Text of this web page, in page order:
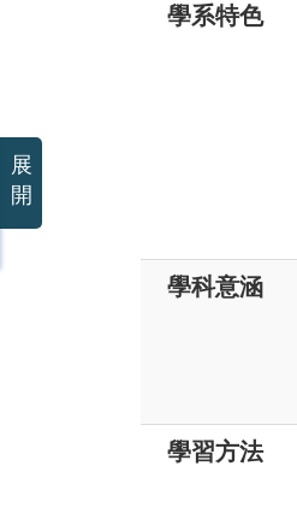
學系特色
學科意涵
學習方法
展
開